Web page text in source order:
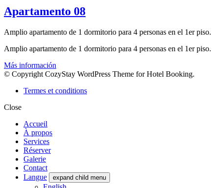
Apartamento 08
Amplio apartamento de 1 dormitorio para 4 personas en el 1er piso.
Amplio apartamento de 1 dormitorio para 4 personas en el 1er piso.
Más información
© Copyright CozyStay WordPress Theme for Hotel Booking.
Termes et conditions
Close
Accueil
À propos
Services
Réserver
Galerie
Contact
Langue
expand child menu